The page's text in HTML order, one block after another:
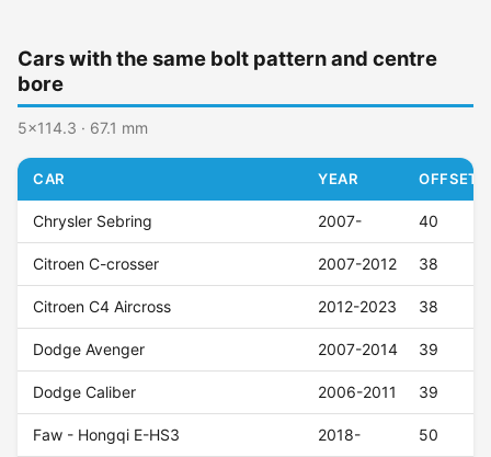
Cars with the same bolt pattern and centre
bore
5x114.3 · 67.1 mm
CAR YEAR OFFSET
Chrysler Sebring 2007- 40
Citroen C-crosser 2007-2012 38
Citroen C4 Aircross 2012-2023 38
Dodge Avenger 2007-2014 39
Dodge Caliber 2006-2011 39
Faw - Hongqi E-HS3 2018- 50